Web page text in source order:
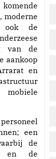
moderne
ook de
van de
aankoop
en
een
de
en de